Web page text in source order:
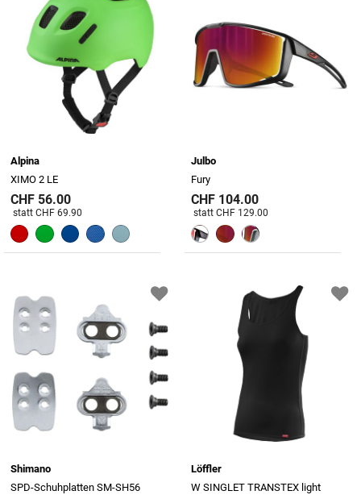
Alpina
XIMO 2 LE
CHF 56.00
Preis reduziert von
statt CHF 69.90
Julbo
Fury
CHF 104.00
Preis reduziert von
statt CHF 129.00
Shimano
SPD-Schuhplatten SM-SH56
Löffler
W SINGLET TRANSTEX light